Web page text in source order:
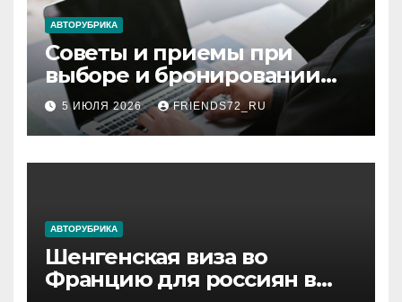
АВТОРУБРИКА
Советы и приемы при
выборе и бронировании
авиабилетов
5 ИЮЛЯ 2026 FRIENDS72_RU
АВТОРУБРИКА
Шенгенская виза во
Францию для россиян в